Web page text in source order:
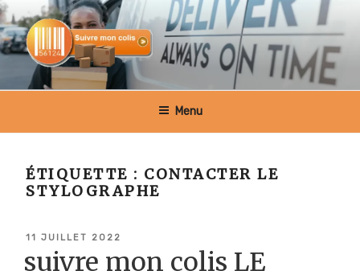
Aller
au
contenu
principal
SUIVRE MON COLIS BELGIQUE
Menu
ÉTIQUETTE : CONTACTER LE
STYLOGRAPHE
PUBLIÉ
11 JUILLET 2022
suivre mon colis LE